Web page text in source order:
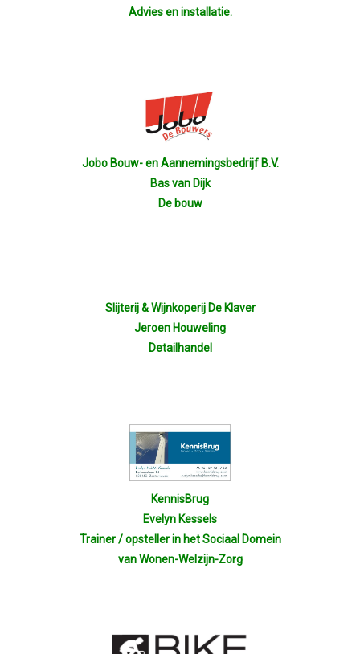
Advies en installatie.
Jobo Bouw- en Aannemingsbedrijf B.V.
Bas van Dijk
De bouw
Slijterij & Wijnkoperij De Klaver
Jeroen Houweling
Detailhandel
KennisBrug
Evelyn Kessels
Trainer / opsteller in het Sociaal Domein
van Wonen-Welzijn-Zorg